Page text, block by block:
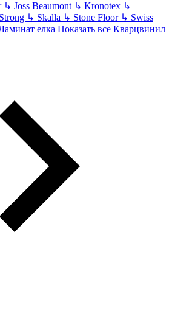
↳ Joss Beaumont ↳ Kronotex ↳
↳ Skalla ↳ Stone Floor ↳ Swiss
елка Показать все Кварцвинил